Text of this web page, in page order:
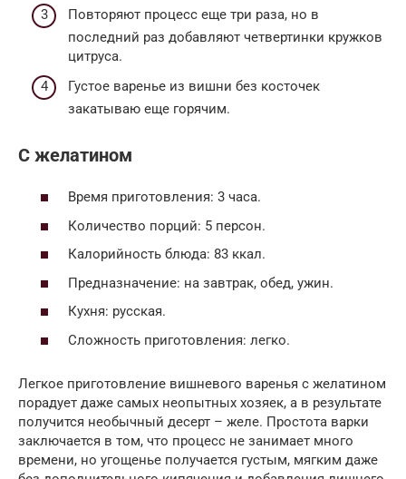
Повторяют процесс еще три раза, но в
последний раз добавляют четвертинки кружков
цитруса.
Густое варенье из вишни без косточек
закатываю еще горячим.
С желатином
Время приготовления: 3 часа.
Количество порций: 5 персон.
Калорийность блюда: 83 ккал.
Предназначение: на завтрак, обед, ужин.
Кухня: русская.
Сложность приготовления: легко.
Легкое приготовление вишневого варенья с желатином
порадует даже самых неопытных хозяек, а в результате
получится необычный десерт – желе. Простота варки
заключается в том, что процесс не занимает много
времени, но угощенье получается густым, мягким даже